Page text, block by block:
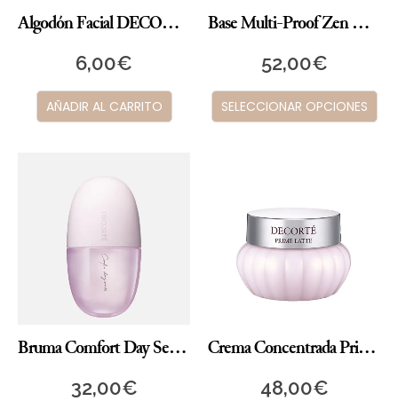
Algodón Facial DECORTÉ
6,00€
AÑADIR AL CARRITO
Base Multi-Proof Zen Wear
52,00€
SELECCIONAR OPCIONES
Bruma Comfort Day Set & Protect
32,00€
Crema Concentrada Prime Latte Essential
48,00€